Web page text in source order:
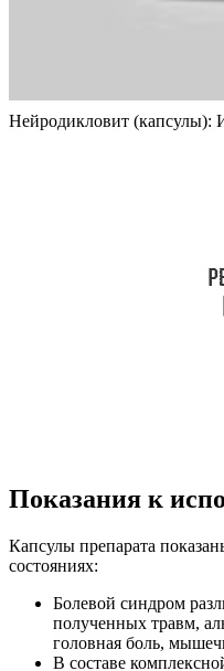
Нейродикловит (капсулы):
Показания к
Капсулы препарата
состояниях:
Болевой синдром
полученных травм,
головная боль,
В составе